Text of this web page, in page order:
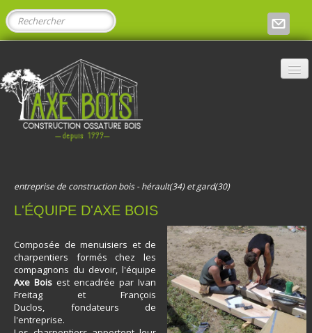
ACCUEIL
L'ESPRIT AXE BOIS
entreprise de construction bois - hérault(34) et gard(30)
L'ÉQUIPE D'AXE BOIS
​Composée de menuisiers et de
charpentiers formés chez les
compagnons du devoir, l'équipe
Axe Bois est encadrée par Ivan
Freitag et François
Duclos, fondateurs de
l'entreprise.